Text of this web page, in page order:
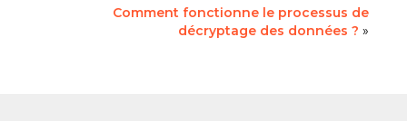
Comment fonctionne le processus de
décryptage des données ? »